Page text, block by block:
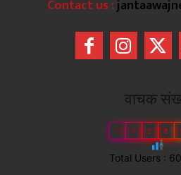
Contact us :
वाचक
6 0 2 8
Total Users :